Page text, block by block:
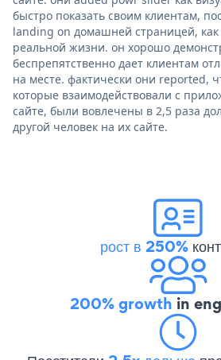
быстро показать своим клиентам,
landing on домашней страницей, как
реальной жизни. он хорошо
беспрепятственно дает клиентам
на месте. фактически они reported,
которые взаимодействовали с
сайте, были вовлечены в 2,5 раза
другой человек на их сайте.
рост в 250%
200% growth in